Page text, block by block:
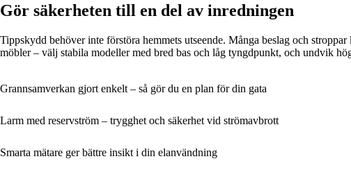
Gör säkerheten till en del av inredningen
Tippskydd behöver inte förstöra hemmets utseende. Många beslag och
möbler – välj stabila modeller med bred bas och låg tyngdpunkt, och undvik
Grannsamverkan gjort enkelt – så gör du en plan för din gata
Larm med reservström – trygghet och säkerhet vid strömavbrott
Smarta mätare ger bättre insikt i din elanvändning